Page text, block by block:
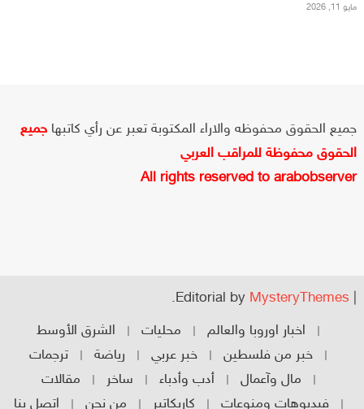
مايو 11, 2026
جميع الحقوق محفوظه والاراء المكتوبة تعبر عن رأي كاتبها جميع
الحقوق محفوظة للمراقب العربي
All rights reserved to arabobserver
Editorial by MysteryThemes
.
اخبار اوروبا والعالم
محليات
الشرق الأوسط
خبر من فلسطين
خبر عربي رياضة
ترجمات
مال وآعمال
أدب وأدباء ساخر
مقالات
فيديوهات ومنوعات
كاريكاتير من نحن اتصل بنا